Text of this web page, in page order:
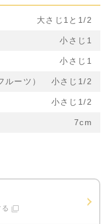
大さじ1と1/2
小さじ1
小さじ1
ーツ） 小さじ1/2
小さじ1/2
7cm